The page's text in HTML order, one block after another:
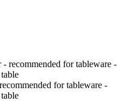
for tableware -